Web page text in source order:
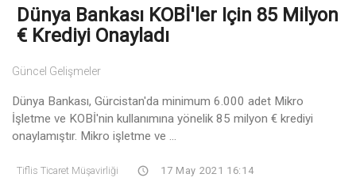
Dünya Bankası KOBİ'ler Için 85 Milyon
€ Krediyi Onayladı
Güncel Gelişmeler
Dünya Bankası, Gürcistan'da minimum 6.000 adet Mikro
İşletme ve KOBİ'nin kullanımına yönelik 85 milyon € krediyi
onaylamıştır. Mikro işletme ve ...
Tiflis Ticaret Müşavirliği 17 May 2021 16:14